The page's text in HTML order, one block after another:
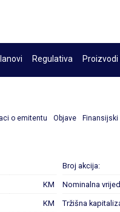
Regulativa Proizvodi
o emitentu Objave
KM
KM
Broj akcija:
Nominalna
Tržišna